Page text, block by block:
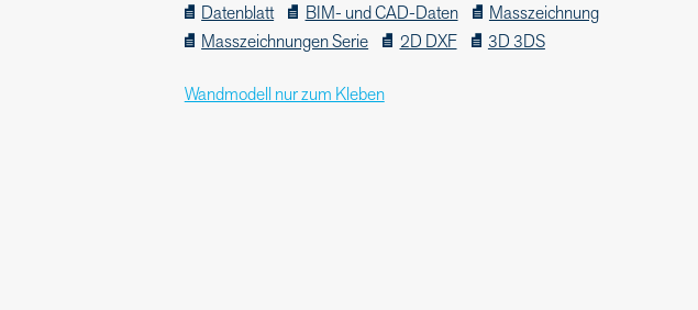
Datenblatt BIM- und CAD-Daten
Masszeichnung
Masszeichnungen Serie
2D DXF 3D 3DS
Wandmodell nur zum Kleben